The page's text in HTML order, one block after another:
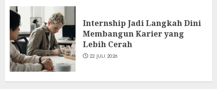
Internship Jadi Langkah Dini
Membangun Karier yang
Lebih Cerah
22 JULI 2026